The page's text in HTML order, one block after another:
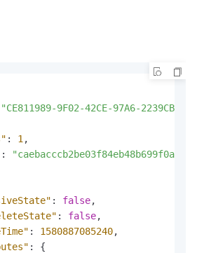
"CE811989-9F02-42CE-97A6-
: 1 ,
:
: false,
: false,
: 1580887085240,
:
{